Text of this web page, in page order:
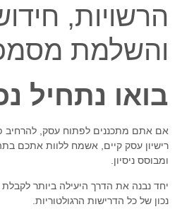
הרשויות,
והשלמת
בואו נתחיל
אם אתם מתכננים לפתוח עסק, להרחיב
רישיון עסק קיים, אשמח ללוות אתכם
ומבוסס ניסיון.
יחד נבנה את הדרך היעילה ביותר לקבלת
נכון של כל הדרישות הרגולטוריות.